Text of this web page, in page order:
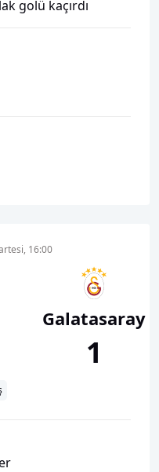
golü kaçırdı
16:00
Galatasaray
1